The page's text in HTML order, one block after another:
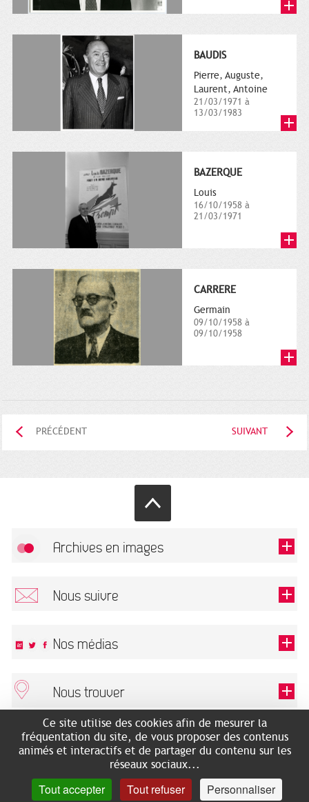
BAUDIS
Pierre, Auguste,
Laurent, Antoine
21/03/1971 à
13/03/1983
BAZERQUE
Louis
16/10/1958 à
21/03/1971
CARRERE
Germain
09/10/1958 à
09/10/1958
PRÉCÉDENT SUIVANT
Archives en images
Nous suivre
Ce champ est exigé.
Nos médias
Nous trouver
ARCHIVES MUNICIPALES
2 rue des Archives
Accès mobilité réduite :
7 avenue de Bellevue
RECHERCHES GÉNÉALOGIQUES
NOUS CONNAÎTRE
SERVICE ÉDUCATIF
LES ARCHIVES EN LIGNE
HISTOIRE DE TOULOUSE
Ce site utilise des cookies afin de mesurer la
fréquentation du site, de vous proposer des contenus
animés et interactifs et de partager du contenu sur les
réseaux sociaux...
Tout accepter Tout refuser Personnaliser